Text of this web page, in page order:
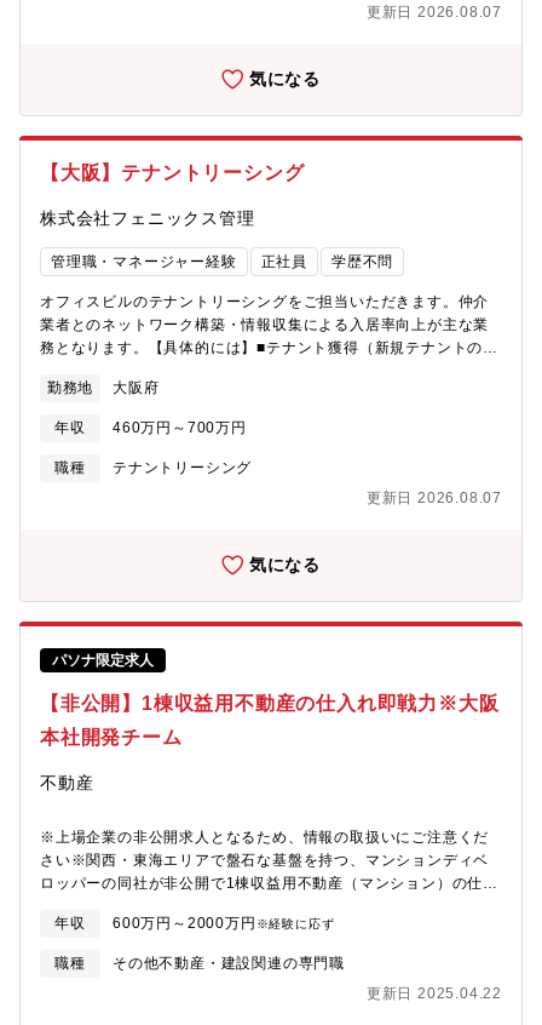
報サイト更新■?居促進のための企画・提案■オーナー様へのリノベ
部門 リーシング担当課長4名 担当者：14名（男性10名、女性4
名）【求める人物像】・自己成長に貪欲な方・日々の業務に対し
て前向きに全力で取り組める方・現状に満足せず常に変革を求め
る方・キャリアビジョンを明確にお持ちの方大阪/心斎橋を拠点
に、賃貸マンションを中心としたプロパティマネジメント事業を
展開しております。当社は「資産価値の最大化」をキーワード
に、オーナー様の目線に立った管理を徹底し、入居者様に快適な
住環境を提供しています。創業母体は建築金物メーカーであり、
建築・工事・管理のノウハウを活かして、一棟ごとの課題に真摯
に向き合えるのが私たちの強みです。現在では約300棟・13,000
室以上を管理し、グループのネットワークを活かして、リーシン
グ・修繕・リノベーション・収益改善まで一貫して対応していま
す。また、若手にもチャンスが多く、社歴に関わらず現場の声を
員の増加に伴い、より働きやすい環境を整備しております。事業
利厚生を充実させ、人事制度の見直しも適宜行っております。
「本質的な価値を生み出す資産運用」に挑戦したい方、不動産を
更新日 2026.08.07
気になる
【大阪】テナントリーシング
株式会社フェニックス管理
管理職・マネージャー経験 正社員 学歴不問
オフィスビルのテナントリーシングをご担当いただきます。仲介
業者とのネットワーク構築・情報収集による入居率向上が主な業
務となります。【具体的には】■テナント獲得（新規テナントの獲
競合分析■リアプロ、レインズ等の情報サイト更新■テナント入居
後のサポート■テナント賃貸借契約および再契約にかかる業務■退
去時の原状回復工事、確認■募集賃料の見直し、バリューアップ提
案■増収実現に向けたオーナー提案【配属先】フロント部門 リー
める人物像】・自己成長に貪欲な方・日々の業務に対して前向き
ャリアビジョンを明確にお持ちの方大阪/心斎橋を拠点に、賃貸マ
ンションを中心としたプロパティマネジメント事業を展開してお
ります。当社は「資産価値の最大化」をキーワードに、オーナー
様の目線に立った管理を徹底し、入居者様に快適な住環境を提供
しています。創業母体は建築金物メーカーであり、建築・工事・
管理のノウハウを活かして、一棟ごとの課題に真摯に向き合える
のが私たちの強みです。現在では約300棟・13,000室以上を管理
し、グループのネットワークを活かして、リーシング・修繕・リ
ノベーション・収益改善まで一貫して対応しています。また、若
風が根付いています。また、管理戸数の増加や従業員の増加に伴
るためにも人材採用と長期就業を支える観点から福利厚生を充実
させ、人事制度の見直しも適宜行っております。「本質的な価値
を生み出す資産運用」に挑戦したい方、不動産を通じてオーナー
迎しています。
勤務地 大阪府
年収 460万円～700万円
職種
テナントリーシング
更新日 2026.08.07
気になる
パソナ限定求人
【非公開】1棟収益用不動産の仕入れ即戦力※大阪
本社開発チーム
不動産
※上場企業の非公開求人となるため、情報の取扱いにご注意くだ
さい※関西・東海エリアで盤石な基盤を持つ、マンションディベ
ロッパーの同社が非公開で1棟収益用不動産（マンション）の仕入
に30名程度 ※入社後はプレイングマネージャーとしてご活躍
頂く予定です。
年収 600万円～2000万円 ※経験に応ず
職種
その他不動産・建設関連の専門職
更新日 2025.04.22